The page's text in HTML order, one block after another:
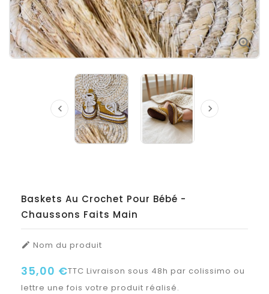

 
Baskets Au Crochet Pour Bébé -
Chaussons Faits Main
 Nom du produit
35,00 €TTC Livraison sous 48h par colissimo ou
lettre une fois votre produit réalisé.